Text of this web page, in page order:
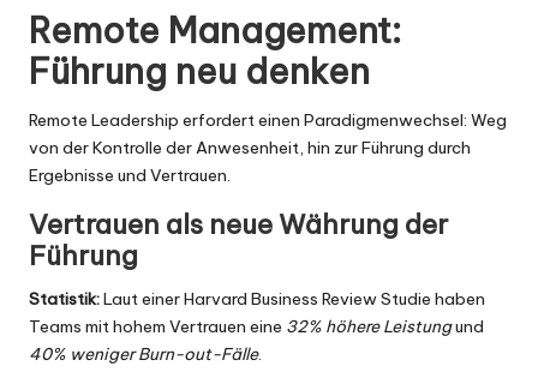
Remote Management:
Führung neu denken
Remote Leadership erfordert einen Paradigmenwechsel: Weg
von der Kontrolle der Anwesenheit, hin zur Führung durch
Ergebnisse und Vertrauen.
Vertrauen als neue Währung der
Führung
Statistik:Laut einer Harvard Business Review Studie haben
Teams mit hohem Vertrauen eine 32% höhere Leistungund
40% weniger Burn-out-Fälle.